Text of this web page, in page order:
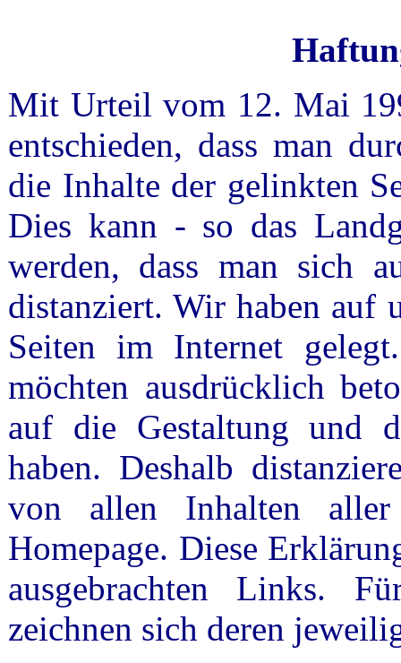
Mit Urteil vom 12. Mai
entschieden, dass man
die Inhalte der gelinkten
Dies kann - so das
werden, dass man sich
distanziert. Wir haben auf
Seiten im Internet
möchten ausdrücklich
auf die Gestaltung und
haben. Deshalb
von allen Inhalten
Homepage. Diese
ausgebrachten Links.
zeichnen sich deren